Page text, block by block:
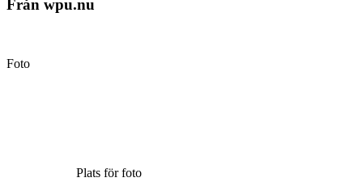
Från wpu.nu
Foto
Plats för foto